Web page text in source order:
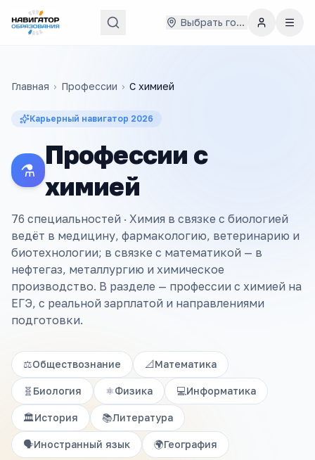
Выбрать город
Главная › Профессии › С химией
Карьерный навигатор 2026
⚗️
Профессии с
химией
76 специальностей · Химия в связке с биологией
ведёт в медицину, фармакологию, ветеринарию и
биотехнологии; в связке с математикой — в
нефтегаз, металлургию и химическое
производство. В разделе — профессии с химией на
ЕГЭ, с реальной зарплатой и направлениями
подготовки.
⚖️Обществознание 📐Математика
🧬 Биология ⚛️Физика 💻Информатика
🏛️История 📚Литература
🗣️Иностранный язык 🌍География